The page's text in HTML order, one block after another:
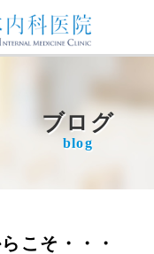
ブログ
blog
こそ・・・